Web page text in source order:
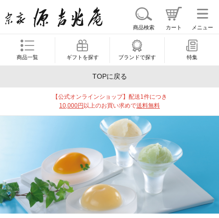
商品検索 カート メニュー
商品一覧 ギフトを探す ブランドで探す 特集
TOPに戻る
【公式オンラインショップ】配送1件につき
10,000円 以上のお買い求めで送料無料